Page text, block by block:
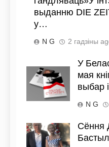
выданню DIE
у…
N G 2 гадзіны
У
мая
выбар
N G
Сёння